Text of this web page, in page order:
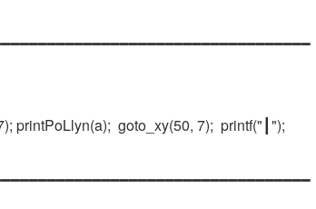
printPoLlyn(a);  goto_xy(50, 7);  printf("┃");